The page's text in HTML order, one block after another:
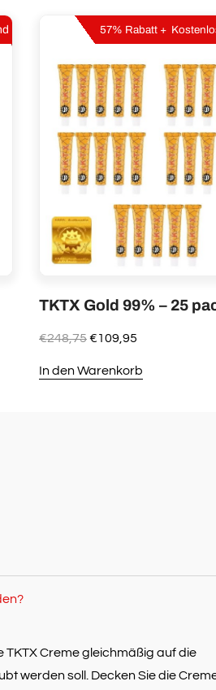
57% Rabatt +
TKTX Gold 99% – 25
€248,75Ursprünglicher
war:
€109,95
ist:
In den Warenkorb
TKTX Creme gleichmäßig auf die
werden soll. Decken Sie die